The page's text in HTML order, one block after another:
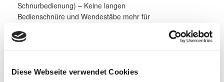
Diese Webseite verwendet Cookies
Schnurbedienung) – Keine langen
Bedienschnüre und Wendestäbe mehr für
Option Light Less
Abdunkelung und erhöhter Schutz vor UV-